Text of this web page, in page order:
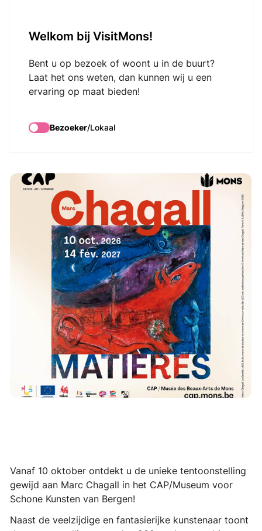
Welkom bij VisitMons!
Bent u op bezoek of woont u in de buurt?
Laat het ons weten, dan kunnen wij u een
ervaring op maat bieden!
Bezoeker/Lokaal
Marc
Chagall.Matières
Vanaf 10 oktober ontdekt u de unieke tentoonstelling
gewijd aan Marc Chagall in het CAP/Museum voor
Schone Kunsten van Bergen!
Naast de veelzijdige en fantasierijke kunstenaar toont